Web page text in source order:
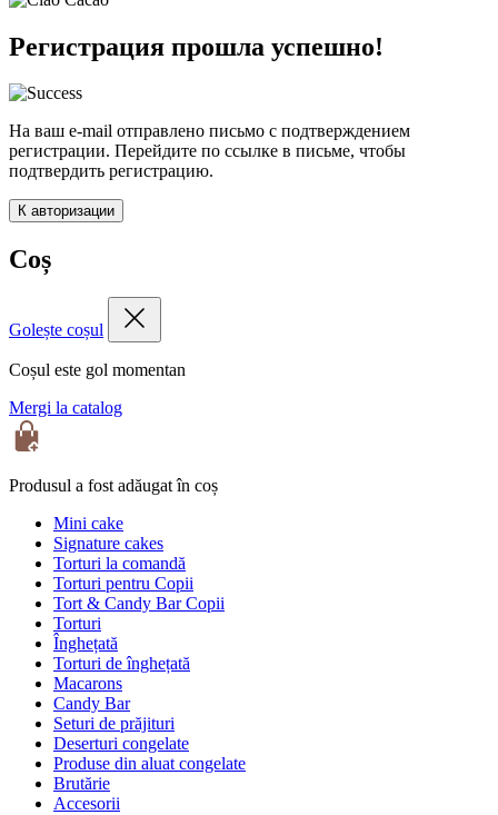
Регистрация прошла успешно!
На ваш e-mail отправлено письмо с подтверждением
регистрации. Перейдите по ссылке в письме, чтобы
подтвердить регистрацию.
К авторизации
Coș
Golește coșul
Coșul este gol momentan
Mergi la catalog
Produsul a fost adăugat în coș
Mini cake
Signature cakes
Torturi la comandă
Torturi pentru Copii
Tort & Candy Bar Copii
Torturi
Înghețată
Torturi de înghețată
Macarons
Candy Bar
Seturi de prăjituri
Deserturi congelate
Produse din aluat congelate
Brutărie
Accesorii